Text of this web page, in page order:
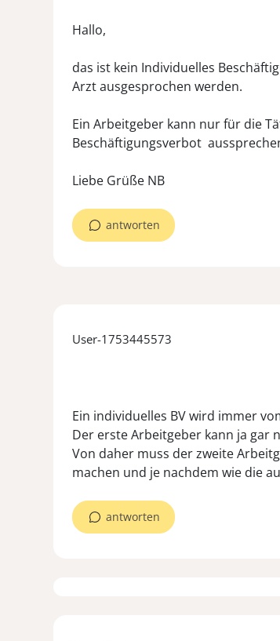
Hallo,
das ist kein Individuelles
Arzt ausgesprochen werden.
Ein Arbeitgeber kann nur für die
Beschäftigungsverbot
antworten
User-1753445573
Ein individuelles BV wird immer
Der erste Arbeitgeber kann ja gar
Von daher muss der zweite
antworten